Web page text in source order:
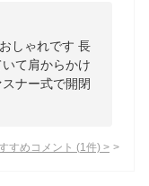
しゃれです 長
て肩からかけ
ナー式で開閉
すめコメント (1 件) >